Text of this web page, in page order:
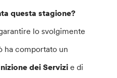
questa stagione?
lo svolgimente
ha comportato un
dei Servizie di